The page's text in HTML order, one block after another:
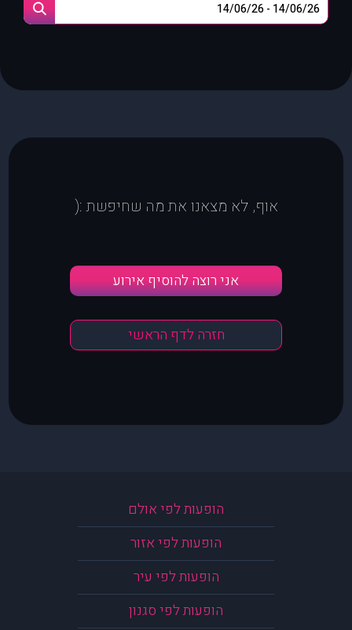
אוף, לא מצאנו את מה שחיפשת :(
אני רוצה להוסיף אירוע
חזרה לדף הראשי
הופעות לפי אולם
הופעות לפי אזור
הופעות לפי עיר
הופעות לפי סגנון